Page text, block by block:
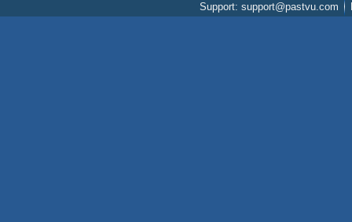
Support: support@pastvu.com